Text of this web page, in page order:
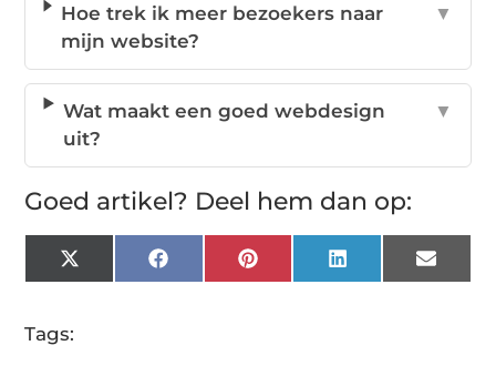
Hoe trek ik meer bezoekers naar
mijn website?
▼
Wat maakt een goed webdesign
uit?
▼
Goed artikel? Deel hem dan op:
X
(Twitter)
FacebookPinterestLinkedInEmail
Tags: